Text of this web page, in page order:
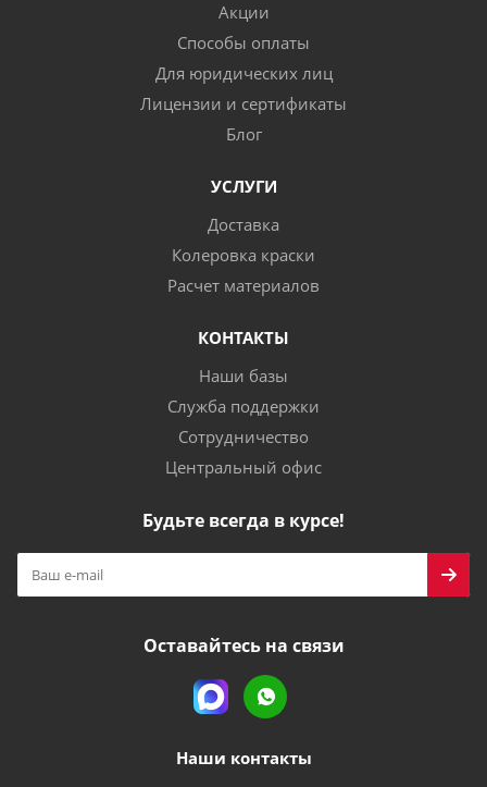
Акции
Способы оплаты
Для юридических лиц
Лицензии и сертификаты
Блог
УСЛУГИ
Доставка
Колеровка краски
Расчет материалов
КОНТАКТЫ
Наши базы
Служба поддержки
Сотрудничество
Центральный офис
Будьте всегда в курсе!
Оставайтесь на связи
Наши контакты